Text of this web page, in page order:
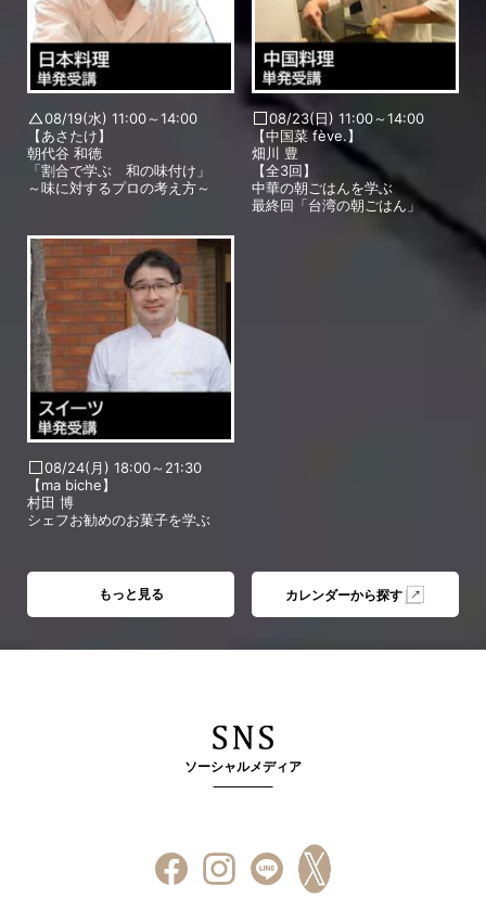
08/19(水) 11:00～14:00
【あさたけ】
朝代谷 和徳
「割合で学ぶ 和の味付け」
～味に対するプロの考え方～
08/23(日) 11:00～14:00
【中国菜 fève.】
畑川 豊
【全3回】
中華の朝ごはんを学ぶ
最終回「台湾の朝ごはん」
08/24(月) 18:00～21:30
【ma biche】
村田 博
シェフお勧めのお菓子を学ぶ
もっと見る カレンダーから探す
ソーシャルメディア